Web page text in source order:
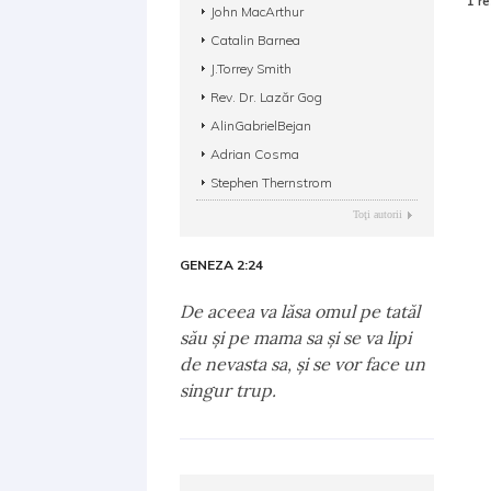
John MacArthur
Catalin Barnea
J.Torrey Smith
Rev. Dr. Lazăr Gog
AlinGabrielBejan
Adrian Cosma
Stephen Thernstrom
Toţi autorii
GENEZA 2:24
De aceea va lăsa omul pe tatăl
său şi pe mama sa şi se va lipi
de nevasta sa, şi se vor face un
singur trup.